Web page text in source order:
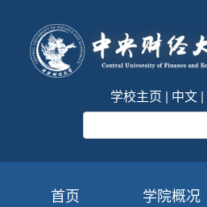
学校主页 | 中文 |
首页 学院概况